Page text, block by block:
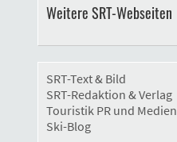
Weitere SRT-Webseiten
SRT-Text & Bild
SRT-Redaktion & Verlag
Touristik PR und Medien
Ski-Blog